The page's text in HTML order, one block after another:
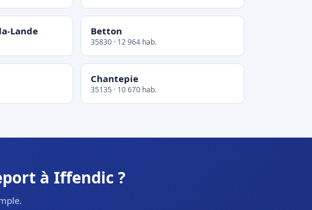
Lande Betton
35830 · 12 964 hab.
Chantepie
35135 · 10 670 hab.
à Iffendic ?